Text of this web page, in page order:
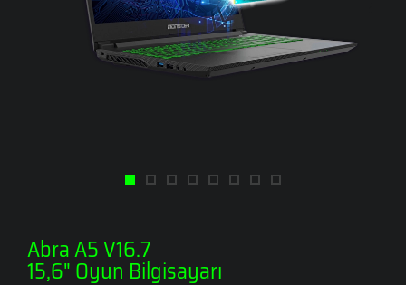
Abra A5 V16.7
15,6" Oyun Bilgisayarı